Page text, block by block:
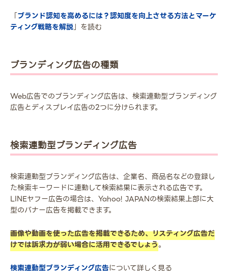
「ブランド認知を高めるには？認知度を向上させる方法とマーケ
ティング戦略を解説」を読む
ブランディング広告の種類
Web広告でのブランディング広告は、検索連動型ブランディング
広告とディスプレイ広告の2つに分けられます。
検索連動型ブランディング広告
検索連動型ブランディング広告は、企業名、商品名などの登録し
た検索キーワードに連動して検索結果に表示される広告です。
LINEヤフー広告の場合は、Yahoo! JAPANの検索結果上部に大
型のバナー広告を掲載できます。
画像や動画を使った広告を掲載できるため、リスティング広告だ
けでは訴求力が弱い場合に活用できるでしょう。
検索連動型ブランディング広告について詳しく見る